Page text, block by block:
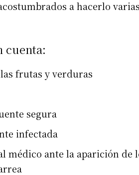
a hacerlo
cuenta:
frutas y verduras
segura
infectada
médico ante la aparición de